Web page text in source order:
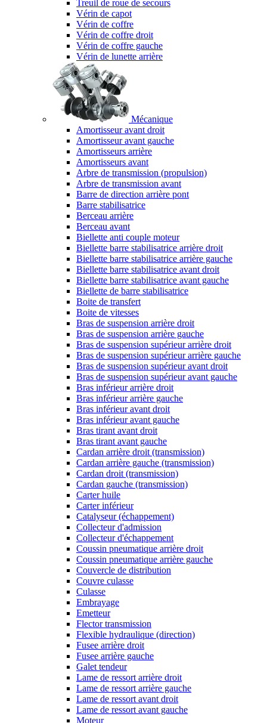
Treuil de roue de secours
Vérin de capot
Vérin de coffre
Vérin de coffre droit
Vérin de coffre gauche
Vérin de lunette arrière
Mécanique
Amortisseur avant droit
Amortisseur avant gauche
Amortisseurs arrière
Amortisseurs avant
Arbre de transmission (propulsion)
Arbre de transmission avant
Barre de direction arrière pont
Barre stabilisatrice
Berceau arrière
Berceau avant
Biellette anti couple moteur
Biellette barre stabilisatrice arrière droit
Biellette barre stabilisatrice arrière gauche
Biellette barre stabilisatrice avant droit
Biellette barre stabilisatrice avant gauche
Biellette de barre stabilisatrice
Boite de transfert
Boite de vitesses
Bras de suspension arrière droit
Bras de suspension arrière gauche
Bras de suspension supérieur arrière droit
Bras de suspension supérieur arrière gauche
Bras de suspension supérieur avant droit
Bras de suspension supérieur avant gauche
Bras inférieur arrière droit
Bras inférieur arrière gauche
Bras inférieur avant droit
Bras inférieur avant gauche
Bras tirant avant droit
Bras tirant avant gauche
Cardan arrière droit (transmission)
Cardan arrière gauche (transmission)
Cardan droit (transmission)
Cardan gauche (transmission)
Carter huile
Carter inférieur
Catalyseur (échappement)
Collecteur d'admission
Collecteur d'échappement
Coussin pneumatique arrière droit
Coussin pneumatique arrière gauche
Couvercle de distribution
Couvre culasse
Culasse
Embrayage
Emetteur
Flector transmission
Flexible hydraulique (direction)
Fusee arrière droit
Fusee arrière gauche
Galet tendeur
Lame de ressort arrière droit
Lame de ressort arrière gauche
Lame de ressort avant droit
Lame de ressort avant gauche
Moteur